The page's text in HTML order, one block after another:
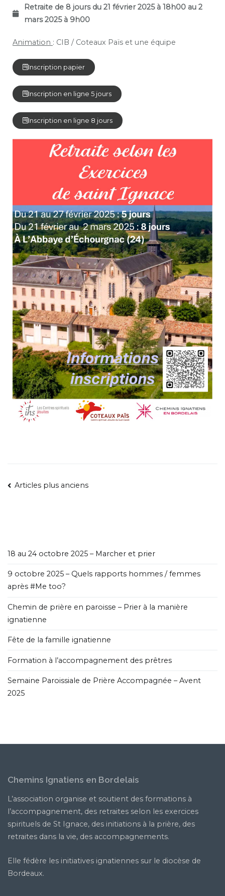
Retraite de 8 jours du 21 février 2025 à 18h00 au 2
mars 2025 à 9h00
Animation : CIB / Coteaux Païs et une équipe
Inscription papier
Inscription en ligne 5 jours
Inscription en ligne 8 jours
Articles plus anciens
18 au 24 octobre 2025 – Marcher et prier
9 octobre 2025 – Quels rapports hommes / femmes
après #Me too?
Chemin de prière en paroisse – Prier à la manière
ignatienne
Fête de la famille ignatienne
Formation à l’accompagnement des prêtres
Semaine Paroissiale de Prière Accompagnée – Avent
2025
Chemins Ignatiens en Bordelais
L’association organise et soutient des formations à
l’accompagnement, des retraites selon les exercices
spirituels de St Ignace, des initiations à la prière, des
retraites dans la vie, des accompagnements.
Elle fédère les initiatives ignatiennes sur le diocèse de
Bordeaux.